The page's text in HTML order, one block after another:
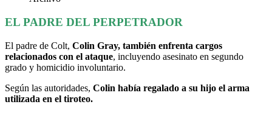
EL PADRE DEL PERPETRADOR
El padre de Colt, Colin Gray, también enfrenta cargos
relacionados con el ataque, incluyendo asesinato en segundo
grado y homicidio involuntario.
Según las autoridades, Colin había regalado a su hijo el arma
utilizada en el tiroteo.